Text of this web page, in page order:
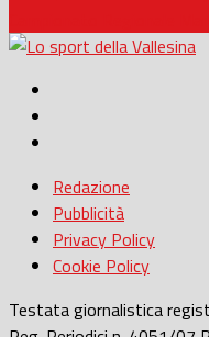
Redazione
Pubblicità
Privacy Policy
Cookie Policy
Testata giornalistica